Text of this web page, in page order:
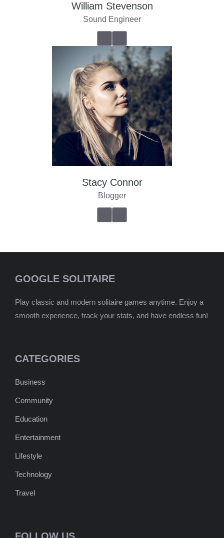
William Stevenson
Sound Engineer
Stacy Connor
Blogger
GOOGLE SOLITAIRE
Play classic and modern solitaire games anytime. Enjoy a
smooth experience, track your stats, and have endless fun!
CATEGORIES
Business
Community
Education
Entertainment
Lifestyle
Technology
Travel